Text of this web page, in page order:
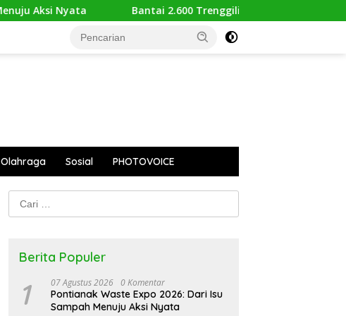
Bantai 2.600 Trenggiling Demi Mitos Sesat, Polisi Gulung
Olahraga Sosial PHOTOVOICE
Cari
untuk:
Berita Populer
1 07 Agustus 2026 0 Komentar
Pontianak Waste Expo 2026: Dari Isu
Sampah Menuju Aksi Nyata